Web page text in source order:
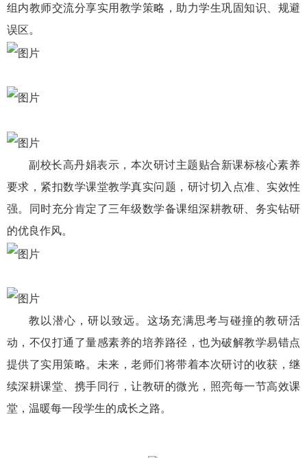
组内教师交流分享实用教学策略，助力学生巩固知识、规避
误区。
副校长高丹娟表示，本次研讨主题贴合新课标核心素养
要求，紧扣数学课堂教学真实问题，研讨切入点准、实效性
强。同时充分肯定了三年级数学备课组深耕教研、务实钻研
的优良作风。
教以潜心，研以致远。这场充满思考与碰撞的教研活
动，不仅打通了量感素养的培养路径，也为破解教学易错点
提供了实用策略。未来，老师们将带着本次研讨的收获，继
续深耕课堂、携手同行，让教研的微光，照亮每一节高效课
堂，温暖每一段学生的成长之路。